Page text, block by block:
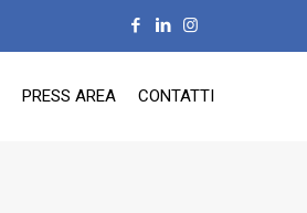
PRESS AREA CONTATTI